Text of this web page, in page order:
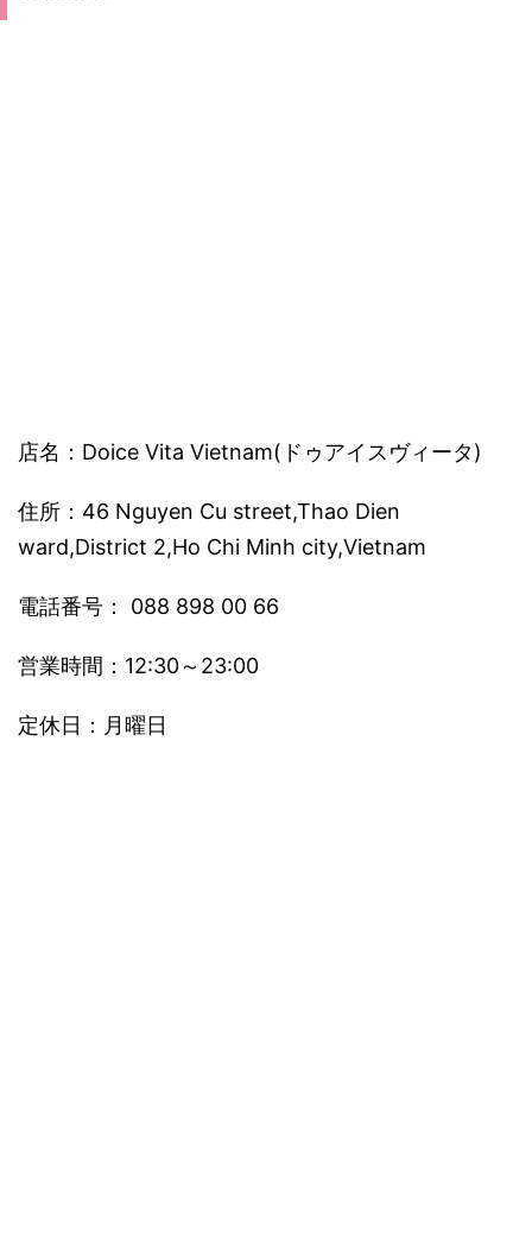
店名：Doice Vita Vietnam(ドゥアイスヴィータ)
住所：46 Nguyen Cu street,Thao Dien
ward,District 2,Ho Chi Minh city,Vietnam
電話番号： 088 898 00 66
営業時間：12:30～23:00
定休日：月曜日